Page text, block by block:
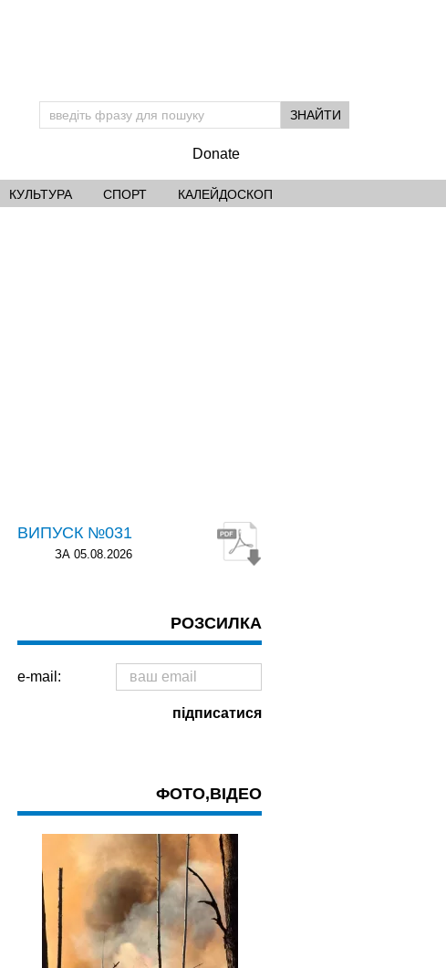
Donate
КУЛЬТУРА СПОРТ КАЛЕЙДОСКОП
ВИПУСК №031
ЗА 05.08.2026
РОЗСИЛКА
e-mail:
ФОТО,ВІДЕО